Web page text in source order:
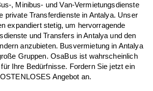
, Minibus- und Van-Vermietungsdienste
private Transferdienste in Antalya. Unser
expandiert stetig, um hervorragende
und Transfers in Antalya und den
anzubieten. Busvermietung in Antalya
Gruppen. OsaBus ist wahrscheinlich
Ihre Bedürfnisse. Fordern Sie jetzt ein
Angebot an.